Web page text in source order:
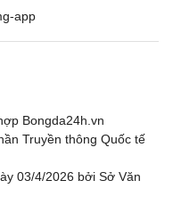
Bongda24h.vn
Truyền thông Quốc tế
03/4/2026 bởi Sở Văn